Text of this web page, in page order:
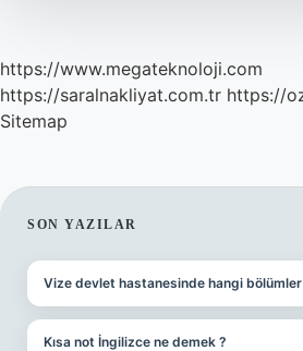
https://www.megateknoloji.com
https://saralnakliyat.com.tr https://
Sitemap
SIDEBAR
SON YAZILAR
Vize devlet hastanesinde hangi
Kısa not İngilizce ne demek ?